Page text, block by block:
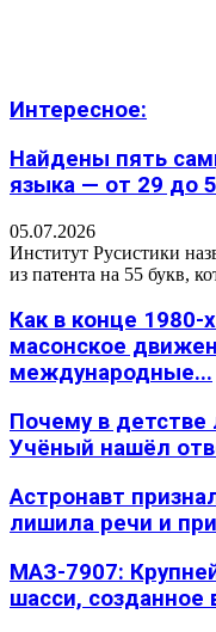
Интересное:
Найдены пять
языка — от 29 до
05.07.2026
Институт Русистики
из патента на 55 букв,
Как в конце 1980-
масонское
международные...
Почему в детстве
Учёный нашёл
Астронавт
лишила речи и
МАЗ-7907:
шасси, созданное